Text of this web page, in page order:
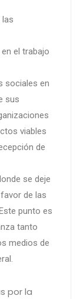
el trabajo
sociales en
sus
viables
de
se deje
de las
punto es
tanto
medios de
por la